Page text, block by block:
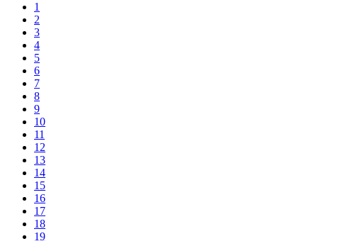
1
2
3
4
5
6
7
8
9
10
11
12
13
14
15
16
17
18
19